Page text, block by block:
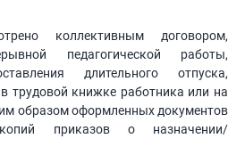
коллективным договором,
педагогической работы,
длительного отпуска,
трудовой книжке работника или на
образом оформленных документов
приказов о назначении/